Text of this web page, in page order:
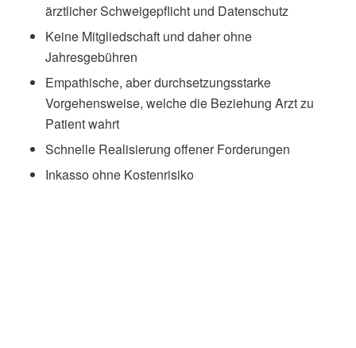
ärztlicher Schweigepflicht und Datenschutz
Keine Mitgliedschaft und daher ohne
Jahresgebühren
Empathische, aber durchsetzungsstarke
Vorgehensweise, welche die Beziehung Arzt zu
Patient wahrt
Schnelle Realisierung offener Forderungen
Inkasso ohne Kostenrisiko